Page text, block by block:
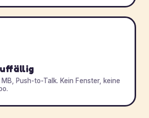
Push-to-Talk. Kein Fenster, keine